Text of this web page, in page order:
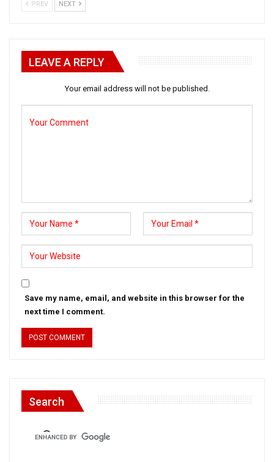
PREV NEXT
LEAVE A REPLY
Your email address will not be published.
Save my name, email, and website in this browser for the
next time I comment.
Search